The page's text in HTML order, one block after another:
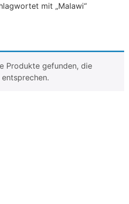
mit „Malawi“
Produkte gefunden, die